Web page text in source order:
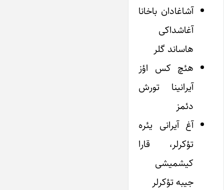
آشاغادان باخانا
آغاشداکی
هاساند گلر
هئچ کس اؤز
آیرانینا تورش
دئمز
آغ آیرانی یئره
تؤکرلر، قارا
کیشمیشی
جیبه تؤکرلر